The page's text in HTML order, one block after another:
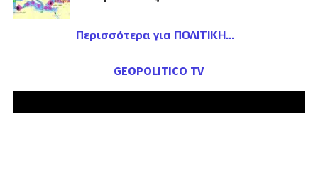
Περισσότερα για ΠΟΛΙΤΙΚΗ
GEOPOLITICO TV